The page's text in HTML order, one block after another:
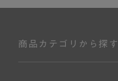
商品カテゴリから探す